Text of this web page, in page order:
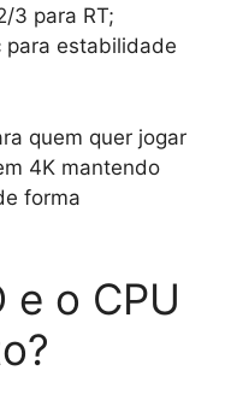
3 para RT;
para estabilidade
quem quer jogar
4K mantendo
forma
e o CPU